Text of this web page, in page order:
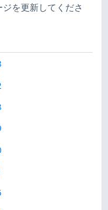
を更新してくださ